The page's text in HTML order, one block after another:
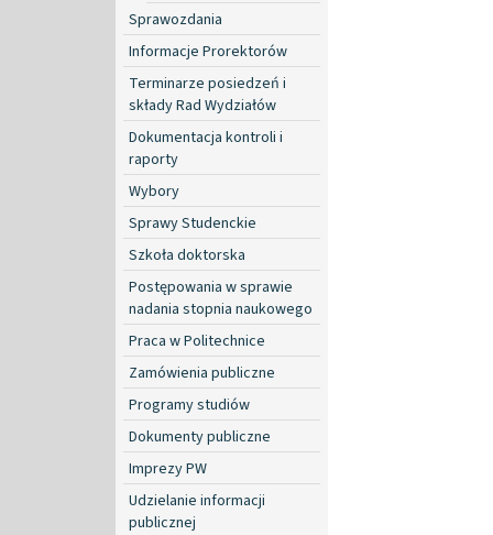
Sprawozdania
Informacje Prorektorów
Terminarze posiedzeń i
składy Rad Wydziałów
Dokumentacja kontroli i
raporty
Wybory
Sprawy Studenckie
Szkoła doktorska
Postępowania w sprawie
nadania stopnia naukowego
Praca w Politechnice
Zamówienia publiczne
Programy studiów
Dokumenty publiczne
Imprezy PW
Udzielanie informacji
publicznej